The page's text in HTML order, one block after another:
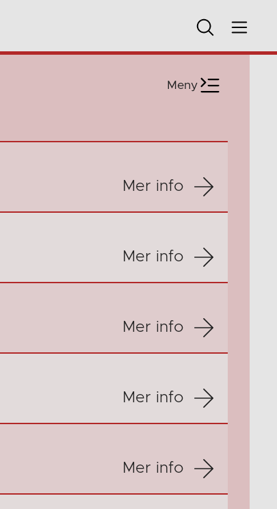
Meny
Mer info
Mer info
Mer info
Mer info
Mer info